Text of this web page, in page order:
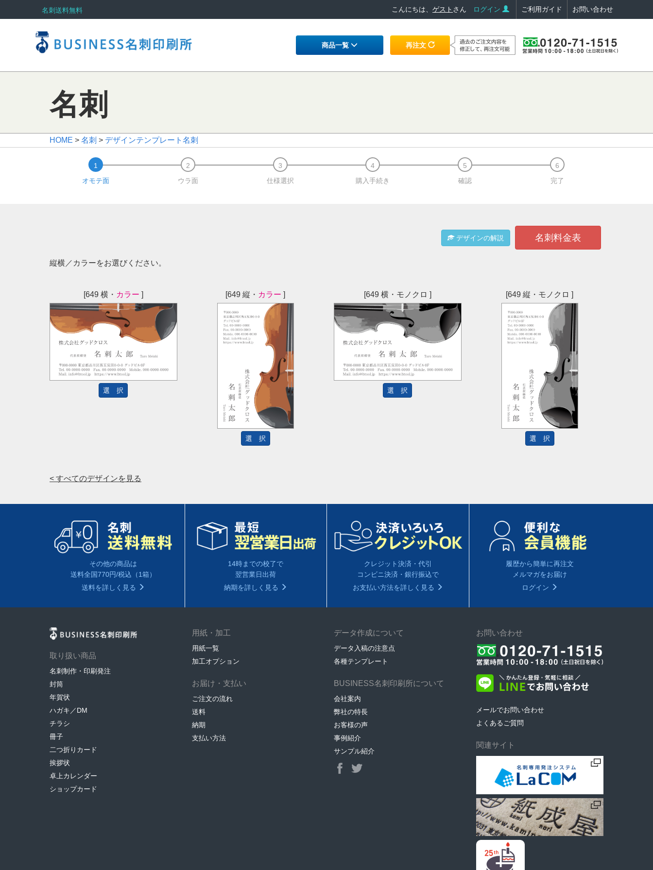
名刺送料無料 こんにちは、 ゲスト さん ログイン ご利用ガイド お問い合わせ
商品一覧 再注文
名刺
HOME > 名刺 > デザインテンプレート名刺
オモテ面 ウラ面 仕様選択 購入手続き 確認 完了
デザインの解説 名刺料金表
縦横／カラーをお選びください。
[649 横・ カラー ]
選 択
[649 縦・ カラー ]
選 択
[649 横・モノクロ ]
選 択
[649 縦・モノクロ ]
選 択
< すべてのデザインを見る
その他の商品は
送料全国770円/税込（1箱）
送料を詳しく見る
14時までの校了で
翌営業日出荷
納期を詳しく見る
クレジット決済・代引
コンビニ決済・銀行振込で
お支払い方法を詳しく見る
履歴から簡単に再注文
メルマガをお届け
ログイン
取り扱い商品
名刺制作・印刷発注
封筒
年賀状
ハガキ／DM
チラシ
冊子
二つ折りカード
挨拶状
卓上カレンダー
ショップカード
用紙・加工
用紙一覧
加工オプション
お届け・支払い
ご注文の流れ
送料
納期
支払い方法
データ作成について
データ入稿の注意点
各種テンプレート
BUSINESS名刺印刷所について
会社案内
弊社の特長
お客様の声
事例紹介
サンプル紹介
お問い合わせ
メールでお問い合わせ
よくあるご質問
関連サイト